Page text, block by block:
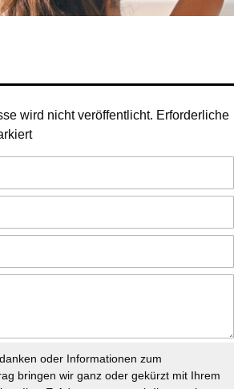
wird nicht veröffentlicht. Erforderliche
oder Informationen zum
bringen wir ganz oder gekürzt mit Ihrem